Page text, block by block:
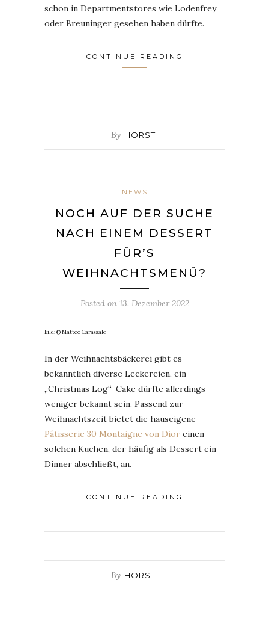
schon in Departmentstores wie Lodenfrey
oder Breuninger gesehen haben dürfte.
CONTINUE READING
By HORST
NEWS
NOCH AUF DER SUCHE
NACH EINEM DESSERT
FÜR’S
WEIHNACHTSMENÜ?
Posted on 13. Dezember 2022
Bild: © Matteo Carassale
In der Weihnachtsbäckerei gibt es
bekanntlich diverse Leckereien, ein
„Christmas Log“-Cake dürfte allerdings
weniger bekannt sein. Passend zur
Weihnachtszeit bietet die hauseigene
Pâtisserie 30 Montaigne von Dior einen
solchen Kuchen, der häufig als Dessert ein
Dinner abschließt, an.
CONTINUE READING
By HORST